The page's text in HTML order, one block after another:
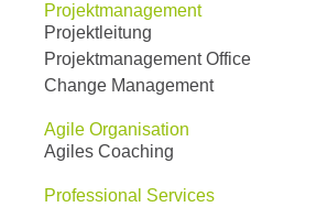
Projektmanagement
Projektleitung
Projektmanagement Office
Change Management
Agile Organisation
Agiles Coaching
Professional Services